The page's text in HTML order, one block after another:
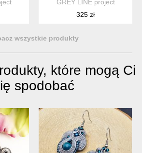
GREY LINE project
325 zł
wszystkie produkty
które mogą Ci
spodobać